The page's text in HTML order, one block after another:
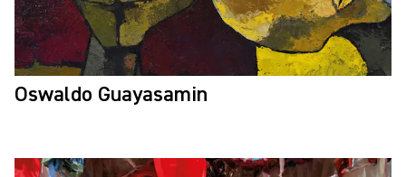
Oswaldo Guayasamin